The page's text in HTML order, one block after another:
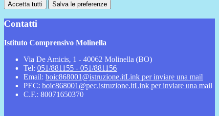
Accetta tutti Salva le preferenze
Contatti
Istituto Comprensivo Molinella
Via De Amicis, 1 - 40062 Molinella (BO)
Tel: 051/881155 - 051/881156
Email: boic868001@istruzione.itLink per inviare una mail
PEC: boic868001@pec.istruzione.itLink per inviare una mail
C.F.: 80071650370